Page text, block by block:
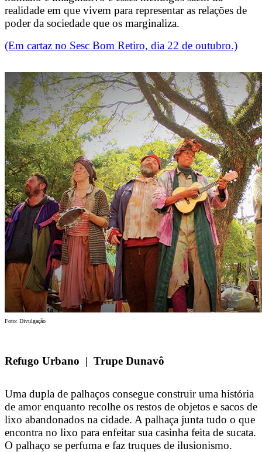
realidade em que vivem para representar as relações de
poder da sociedade que os marginaliza.
(Em cartaz no Sesc Bom Retiro, dia 22 de outubro.)
Foto: Divulgação
Refugo Urbano | Trupe Dunavô
Uma dupla de palhaços consegue construir uma história
de amor enquanto recolhe os restos de objetos e sacos de
lixo abandonados na cidade. A palhaça junta tudo o que
encontra no lixo para enfeitar sua casinha feita de sucata.
O palhaço se perfuma e faz truques de ilusionismo.